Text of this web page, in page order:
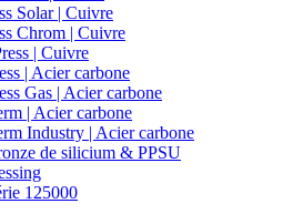
Solar | Cuivre
Chrom | Cuivre
| Cuivre
| Acier carbone
Gas | Acier carbone
| Acier carbone
Industry | Acier carbone
de silicium & PPSU
125000